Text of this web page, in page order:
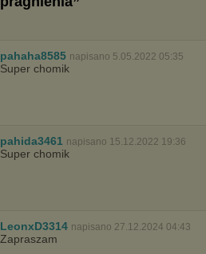
pahaha8585 napisano 5.05.2022 05:35
Super chomik
pahida3461 napisano 15.12.2022 19:36
Super chomik
LeonxD3314 napisano 27.12.2024 04:43
Zapraszam